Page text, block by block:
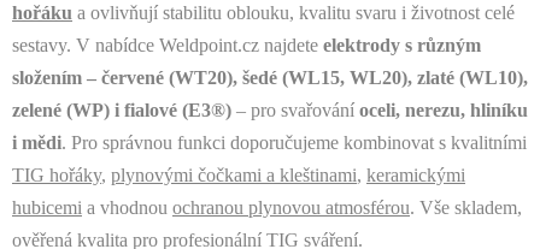
hořáku a ovlivňují stabilitu oblouku, kvalitu svaru i životnost celé
sestavy. V nabídce Weldpoint.cz najdete elektrody s různým
složením – červené (WT20), šedé (WL15, WL20), zlaté (WL10),
zelené (WP) i fialové (E3®) – pro svařování oceli, nerezu, hliníku
i mědi. Pro správnou funkci doporučujeme kombinovat s kvalitními
TIG hořáky, plynovými čočkami a kleštinami, keramickými
hubicemi a vhodnou ochranou plynovou atmosférou. Vše skladem,
ověřená kvalita pro profesionální TIG sváření.